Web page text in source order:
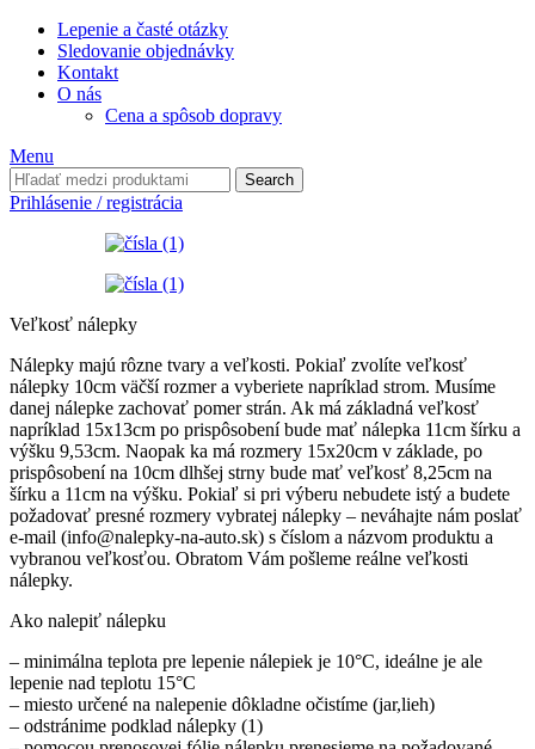
Lepenie a časté otázky
Sledovanie objednávky
Kontakt
O nás
Cena a spôsob dopravy
Menu
Search
Prihlásenie / registrácia
Veľkosť nálepky
Nálepky majú rôzne tvary a veľkosti. Pokiaľ zvolíte veľkosť
nálepky 10cm väčší rozmer a vyberiete napríklad strom. Musíme
danej nálepke zachovať pomer strán. Ak má základná veľkosť
napríklad 15x13cm po prispôsobení bude mať nálepka 11cm šírku a
výšku 9,53cm. Naopak ka má rozmery 15x20cm v základe, po
prispôsobení na 10cm dlhšej strny bude mať veľkosť 8,25cm na
šírku a 11cm na výšku. Pokiaľ si pri výberu nebudete istý a budete
požadovať presné rozmery vybratej nálepky – neváhajte nám poslať
e-mail (info@nalepky-na-auto.sk) s číslom a názvom produktu a
vybranou veľkosťou. Obratom Vám pošleme reálne veľkosti
nálepky.
Ako nalepiť nálepku
– minimálna teplota pre lepenie nálepiek je 10°C, ideálne je ale
lepenie nad teplotu 15°C
– miesto určené na nalepenie dôkladne očistíme (jar,lieh)
– odstránime podklad nálepky (1)